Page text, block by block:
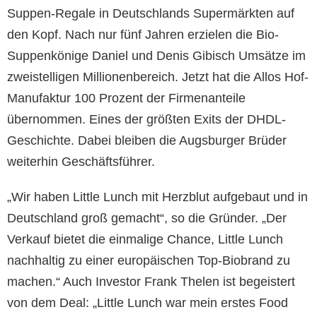
Suppen-Regale in Deutschlands Supermärkten auf
den Kopf. Nach nur fünf Jahren erzielen die Bio-
Suppenkönige Daniel und Denis Gibisch Umsätze im
zweistelligen Millionenbereich. Jetzt hat die Allos Hof-
Manufaktur 100 Prozent der Firmenanteile
übernommen. Eines der größten Exits der DHDL-
Geschichte. Dabei bleiben die Augsburger Brüder
weiterhin Geschäftsführer.
„Wir haben Little Lunch mit Herzblut aufgebaut und in
Deutschland groß gemacht“, so die Gründer. „Der
Verkauf bietet die einmalige Chance, Little Lunch
nachhaltig zu einer europäischen Top-Biobrand zu
machen.“ Auch Investor Frank Thelen ist begeistert
von dem Deal: „Little Lunch war mein erstes Food